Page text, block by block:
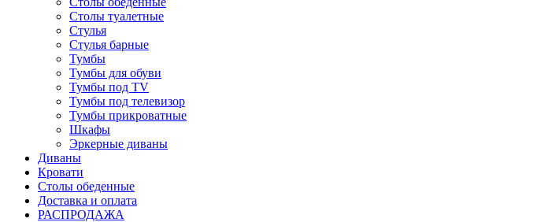
Столы туалетные
Стулья
Стулья барные
Тумбы
Тумбы для обуви
Тумбы под TV
Тумбы под телевизор
Тумбы прикроватные
Шкафы
Эркерные диваны
Диваны
Кровати
Столы обеденные
Доставка и оплата
РАСПРОДАЖА